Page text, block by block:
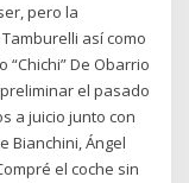
pero la
Tamburelli así como
De Obarrio
el pasado
a juicio junto con
Bianchini, Ángel
el coche sin